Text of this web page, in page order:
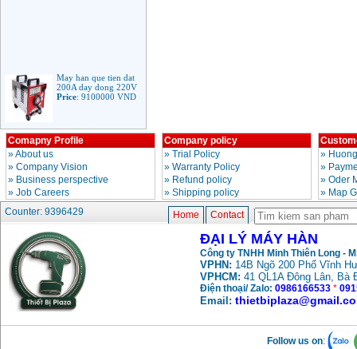
May han que tien dat
200A day dong 220V
Price:9100000 VND
May han que dien tu
Price
May han que dien tu
Binh khi Co2, chai khi
co2 han Mig
Price:
Comapny Profile
»About us
» Company Vision
» Business perspective
» Job Careers
Company policy
» Trial Policy
» Warranty Policy
» Refund policy
» Shipping policy
»
»
» Oder
» Map
Counter: 9396429
Home Contact
ĐẠI LÝ MÁY HÀN
Công ty TNHH Minh Thiên Long -
VPHN: 14B Ngõ 200 Phố Vĩnh
VPHCM: 41 QL1A Đông Lân, Bà
Điện thoại/ Zalo: 0986166533 *
Email:
Follow us on: